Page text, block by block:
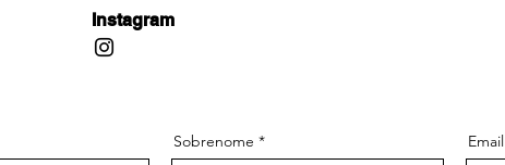
Instagram
Sobrenome Email